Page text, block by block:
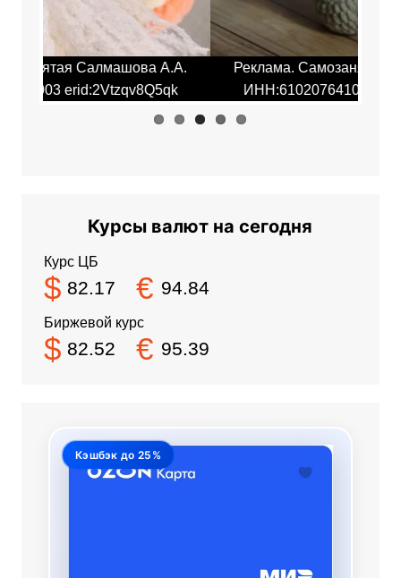
Реклама. Самозанятая Салмашова А.А.
ИНН:610207641003 erid:2Vtzqv8Q5qk
Курсы валют на сегодня
Курс ЦБ
$ 82.17 € 94.84
Биржевой курс
$ 82.52 € 95.39
Кэшбэк до 25%